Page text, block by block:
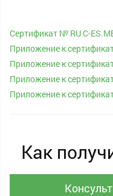
Cертификат № RU С-
Приложение к
Приложение к
Приложение к
Приложение к
Как